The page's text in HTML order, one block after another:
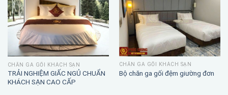
CHĂN GA GỐI KHÁCH SẠN
TRẢI NGHIỆM GIẤC NGỦ CHUẨN
KHÁCH SẠN CAO CẤP
CHĂN GA GỐI KHÁCH SẠN
Bộ chăn ga gối đệm giường đơn